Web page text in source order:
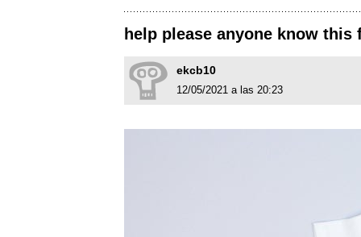
help please anyone know this
ekcb10
12/05/2021 a las 20:23